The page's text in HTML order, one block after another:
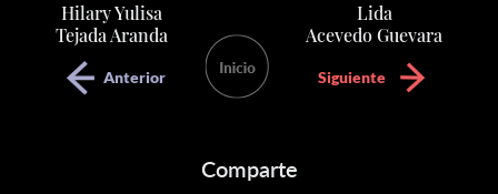
Hilary Yulisa
Tejada Aranda
Anterior
Lida
Acevedo Guevara
Siguiente
Comparte